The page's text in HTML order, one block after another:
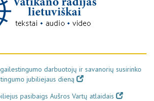
darbuotojų ir savanorių susirinko
jubiliejaus dieną
pasibaigs Aušros Vartų atlaidais